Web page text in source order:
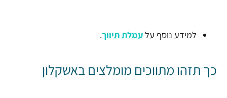
למידע נוסף עלעמלת תיווך.
כך תזהו מתווכים מומלצים באשקלון